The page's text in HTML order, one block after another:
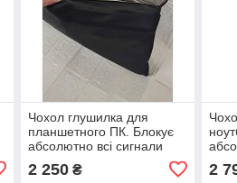
Чохол глушилка для
планшетного ПК. Блокує
абсолютно всі сигнали
GSM GPS WI-FI Bluetooth
440мм х 280мм
2 250₴ 2